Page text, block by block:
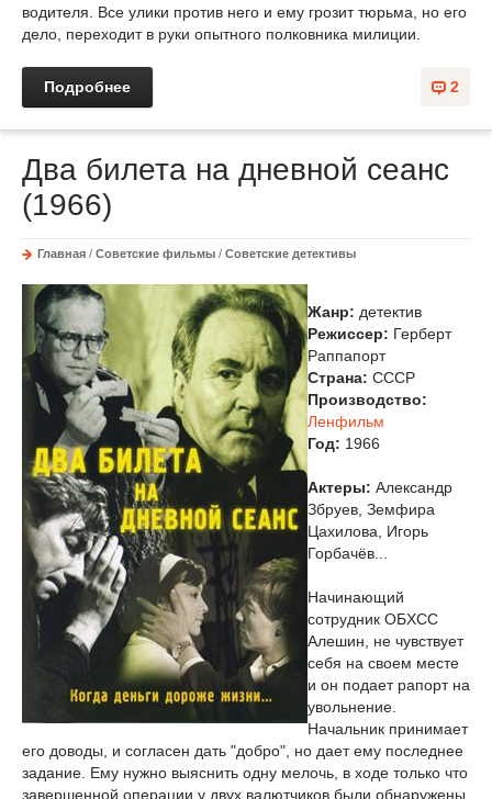
водителя. Все улики против него и ему грозит тюрьма, но его
дело, переходит в руки опытного полковника милиции.
2
Подробнее
Два билета на дневной сеанс
(1966)
Главная / Советские фильмы / Советские детективы
Жанр: детектив
Режиссер: Герберт
Раппапорт
Страна: СССР
Производство:
Ленфильм
Год: 1966
Актеры: Александр
Збруев, Земфира
Цахилова, Игорь
Горбачёв...
Начинающий
сотрудник ОБХСС
Алешин, не чувствует
себя на своем месте
и он подает рапорт на
увольнение.
Начальник принимает
его доводы, и согласен дать "добро", но дает ему последнее
задание. Ему нужно выяснить одну мелочь, в ходе только что
завершенной операции у двух валютчиков были обнаружены